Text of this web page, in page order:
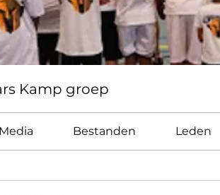
Kamp groep
Media Bestanden Leden